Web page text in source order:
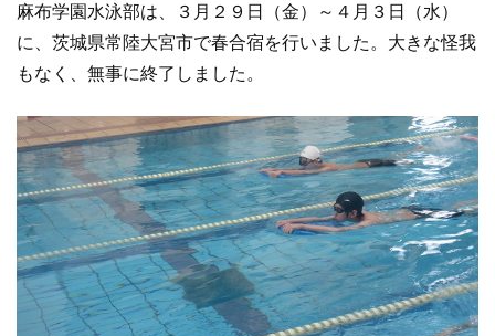
麻布学園水泳部は、３月２９日（金）～４月３日（水）
に、茨城県常陸大宮市で春合宿を行いました。大きな怪我
もなく、無事に終了しました。